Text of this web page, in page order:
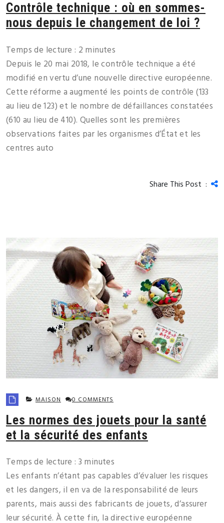
Contrôle technique : où en sommes-
nous depuis le changement de loi ?
Temps de lecture : 2 minutes
Depuis le 20 mai 2018, le contrôle technique a été
modifié en vertu d’une nouvelle directive européenne.
Cette réforme a augmenté les points de contrôle (133
au lieu de 123) et le nombre de défaillances constatées
(610 au lieu de 410). Quelles sont les premières
observations faites par les organismes d’État et les
centres auto
Share This Post :
MAISON 0 COMMENTS
Les normes des jouets pour la santé
et la sécurité des enfants
Temps de lecture : 3 minutes
Les enfants n’étant pas capables d’évaluer les risques
et les dangers, il en va de la responsabilité de leurs
parents, mais aussi des fabricants de jouets, d’assurer
leur sécurité. À cette fin, la directive européenne